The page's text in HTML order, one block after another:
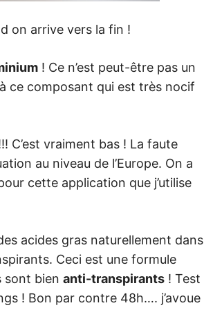
on arrive vers la fin !
! Ce n’est peut-être pas un
ce composant qui est très nocif
C’est vraiment bas ! La faute
au niveau de l’Europe. On a
cette application que j’utilise
acides gras naturellement dans
Ceci est une formule
sont bien anti-transpirants ! Test
! Bon par contre 48h…. j’avoue